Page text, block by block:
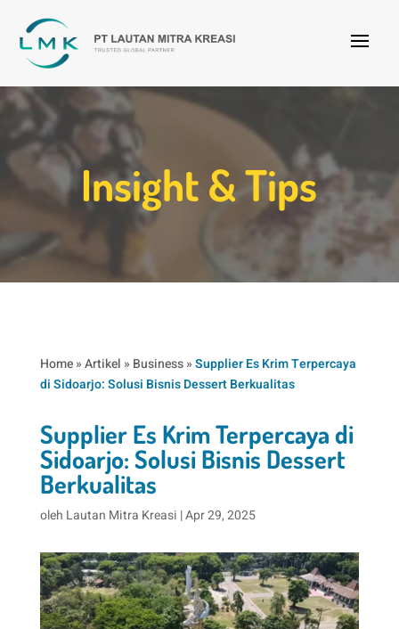
Insight & Tips
Home»Artikel » Business»Supplier Es Krim Terpercaya
di Sidoarjo: Solusi Bisnis Dessert Berkualitas
Supplier Es Krim Terpercaya di
Sidoarjo: Solusi Bisnis Dessert
Berkualitas
oleh Lautan Mitra Kreasi |Apr 29, 2025